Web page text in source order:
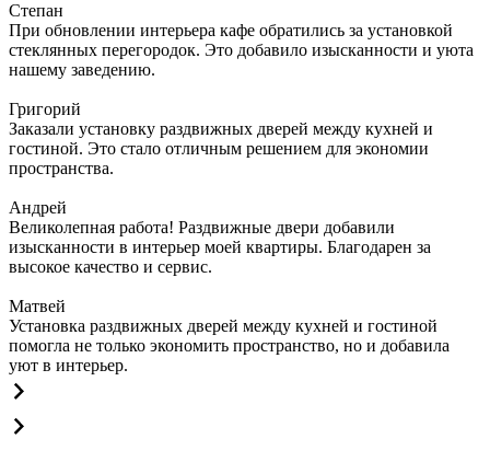
Степан
При обновлении интерьера кафе обратились за установкой
стеклянных перегородок. Это добавило изысканности и уюта
нашему заведению.
Григорий
Заказали установку раздвижных дверей между кухней и
гостиной. Это стало отличным решением для экономии
пространства.
Андрей
Великолепная работа! Раздвижные двери добавили
изысканности в интерьер моей квартиры. Благодарен за
высокое качество и сервис.
Матвей
Установка раздвижных дверей между кухней и гостиной
помогла не только экономить пространство, но и добавила
уют в интерьер.